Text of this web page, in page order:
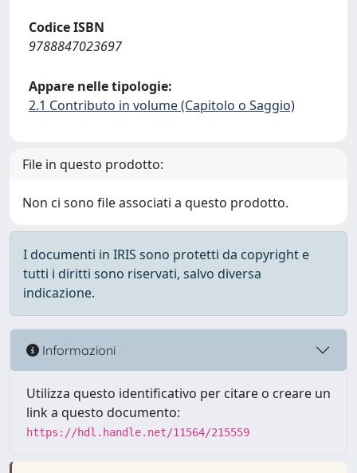
Codice ISBN
9788847023697
Appare nelle tipologie:
2.1 Contributo in volume (Capitolo o Saggio)
File in questo prodotto:
Non ci sono file associati a questo prodotto.
I documenti in IRIS sono protetti da copyright e
tutti i diritti sono riservati, salvo diversa
indicazione.
Informazioni
Utilizza questo identificativo per citare o creare un
link a questo documento:
https://hdl.handle.net/11564/215559